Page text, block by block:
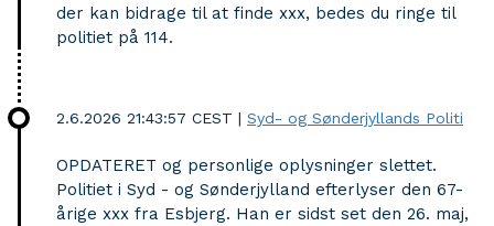
der kan bidrage til at finde xxx, bedes du ringe til
politiet på 114.
2.6.2026 21:43:57 CEST | Syd- og Sønderjyllands Politi
OPDATERET og personlige oplysninger slettet.
Politiet i Syd - og Sønderjylland efterlyser den 67-
årige xxx fra Esbjerg. Han er sidst set den 26. maj,